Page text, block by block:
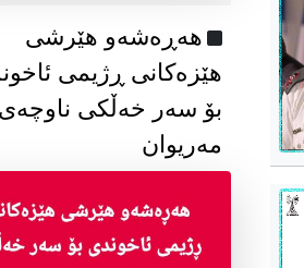
هەڕەشەو هێرشی
هێزەکانی ڕژیمی
بۆ سەر خەڵکی
مەریوان